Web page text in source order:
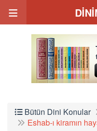
Bütün Dini Konular
Eshab-ı kiramın